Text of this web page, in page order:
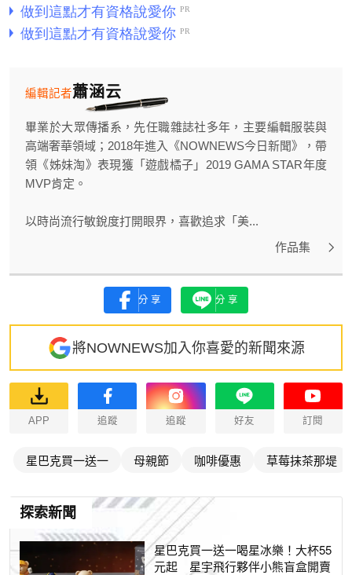
蕭涵云
編輯記者
畢業於大眾傳播系，先任職雜誌社多年，主要編輯服裝與
高端奢華領域；2018年進入《NOWNEWS今日新聞》，帶
領《姊妹淘》表現獲「遊戲橘子」2019 GAMA STAR年度
MVP肯定。
以時尚流行敏銳度打開眼界，喜歡追求「美...
作品集
分享 分享
將NOWNEWS加入你喜愛的新聞來源
APP 追蹤 追蹤 好友 訂閱
星巴克買一送一 母親節 咖啡優惠 草莓抹茶那堤
探索新聞
星巴克買一送一喝星冰樂！大杯55
元起 星宇飛行夥伴小熊盲盒開賣